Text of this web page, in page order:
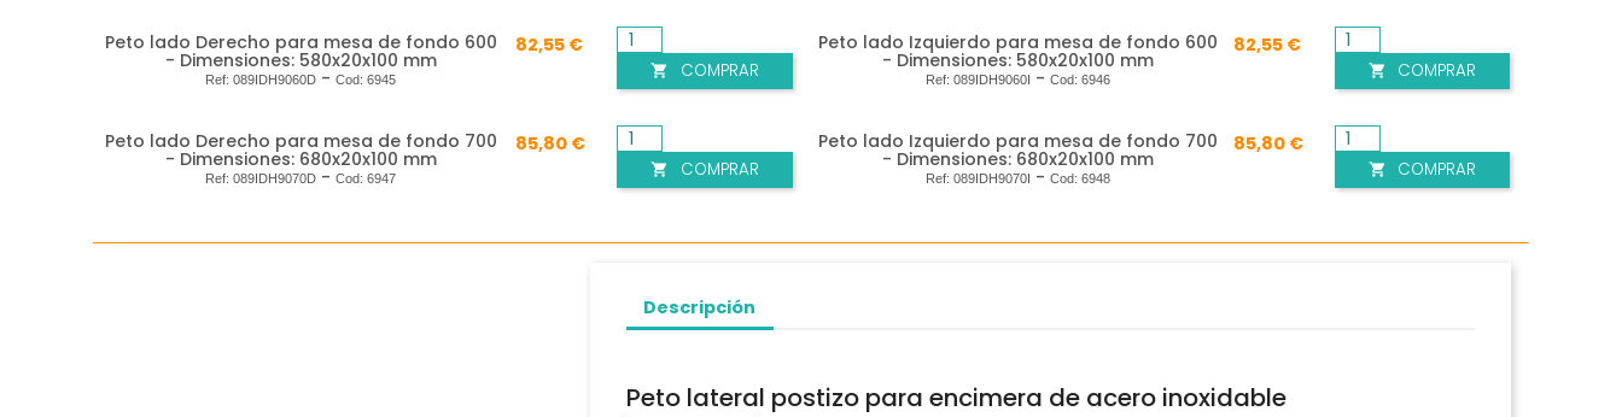
Peto lado Derecho para mesa de fondo 600
- Dimensiones: 580x20x100 mm
Ref: 089IDH9060D - Cod: 6945
82,55 €
 COMPRAR
Peto lado Izquierdo para mesa de fondo 600
- Dimensiones: 580x20x100 mm
Ref:089IDH9060I -Cod:6946
82,55 €
 COMPRAR
Peto lado Derecho para mesa de fondo 700
- Dimensiones: 680x20x100 mm
Ref: 089IDH9070D - Cod: 6947
85,80 €
 COMPRAR
Peto lado Izquierdo para mesa de fondo 700
- Dimensiones: 680x20x100 mm
Ref:089IDH9070I -Cod:6948
85,80 €
 COMPRAR
Descripción
Peto lateral postizo para encimera de acero inoxidable